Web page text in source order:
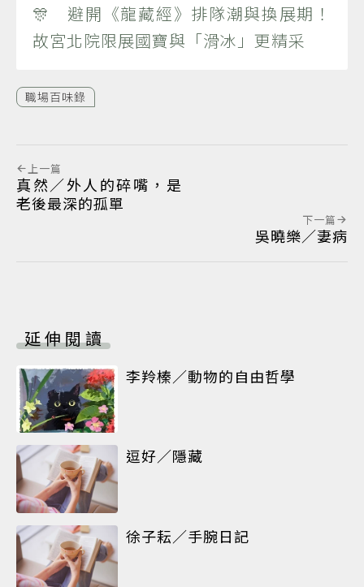
🎊 避開《龍藏經》排隊潮與換展期！
故宮北院限展國寶與「滑冰」更精采
職場百味錄
上一篇
真然／外人的碎嘴，是
老後最深的孤單
下一篇
吳曉樂／妻病
延伸閱讀
李羚榛／動物的自由哲學
逗好／隱藏
徐子耘／手腕日記